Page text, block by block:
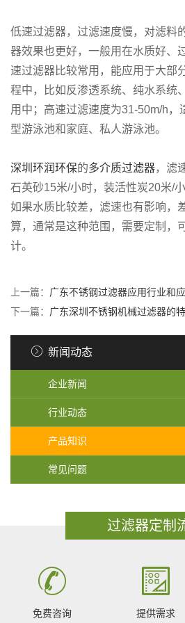
低速过滤器，过滤速度慢，对滤料
器效果也更好，一般用在水质好、
速过滤器比较常用，能应用于大部
程中，比如反渗透系统、纯水系统
用中；高速过滤速度为31-50m/h，
型游泳池和家庭、私人游泳池。
深圳环润环保的多介质过滤器，滤
石英砂15米/小时，装活性炭20米/
如果水质比较差，滤速也有影响，
算，通常是这种范围，需要定制，
计。
上一篇： 广东不锈钢过滤器应用行业和
下一篇： 广东深圳不锈钢机械过滤器的
新闻动态
企业新闻
行业动态
产品知识
常见问题
过滤器定制
免费咨询 提供需求